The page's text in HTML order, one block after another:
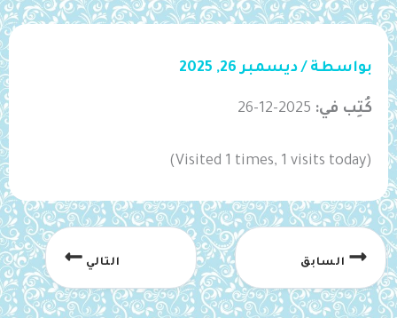
بواسطة /ديسمبر 26, 2025
كُتِب في: 2025-12-26
(Visited 1 times, 1 visits today)
السابق التالي